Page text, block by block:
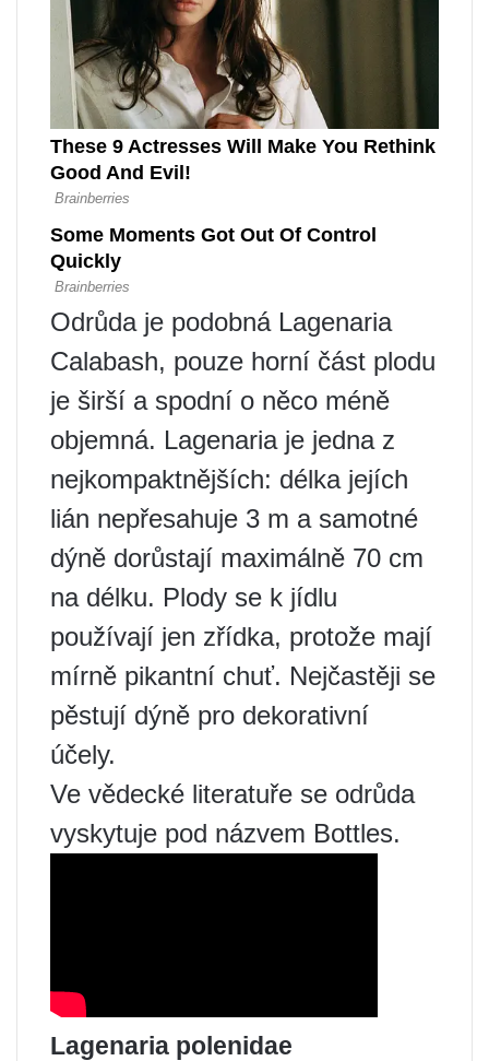
Odrůda je podobná Lagenaria
Calabash, pouze horní část plodu
je širší a spodní o něco méně
objemná. Lagenaria je jedna z
nejkompaktnějších: délka jejích
lián nepřesahuje 3 m a samotné
dýně dorůstají maximálně 70 cm
na délku. Plody se k jídlu
používají jen zřídka, protože mají
mírně pikantní chuť. Nejčastěji se
pěstují dýně pro dekorativní
účely.
Ve vědecké literatuře se odrůda
vyskytuje pod názvem Bottles.
Lagenaria polenidae